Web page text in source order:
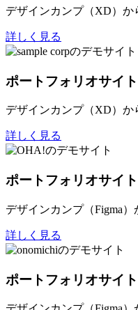
デザインカンプ（XD）か
詳しく見る
ポートフォリオサイト
デザインカンプ（XD）か
詳しく見る
ポートフォリオサイト
デザインカンプ（Figma
詳しく見る
ポートフォリオサイト